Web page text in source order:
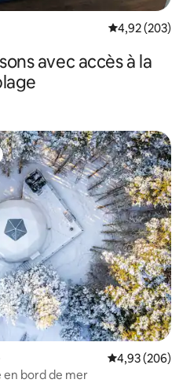
Évaluation
4,92 (203)
avec accès à la
Évaluation
4,93 (206)
en bord de mer